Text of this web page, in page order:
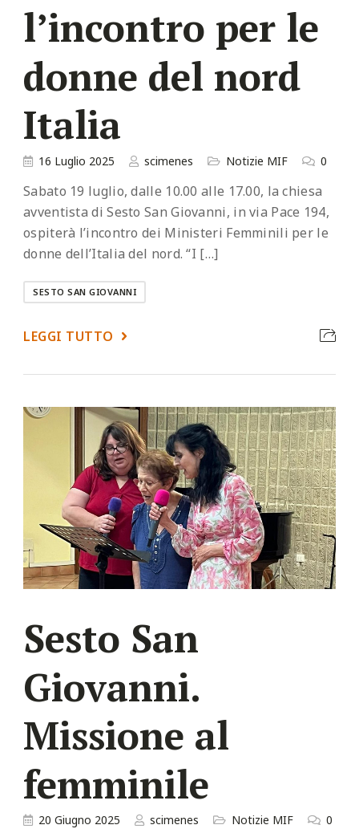
l’incontro per le
donne del nord
Italia
16 Luglio 2025 scimenes Notizie MIF 0
Sabato 19 luglio, dalle 10.00 alle 17.00, la chiesa
avventista di Sesto San Giovanni, in via Pace 194,
ospiterà l’incontro dei Ministeri Femminili per le
donne dell’Italia del nord. “I […]
SESTO SAN GIOVANNI
LEGGI TUTTO
Sesto San
Giovanni.
Missione al
femminile
20 Giugno 2025 scimenes Notizie MIF 0